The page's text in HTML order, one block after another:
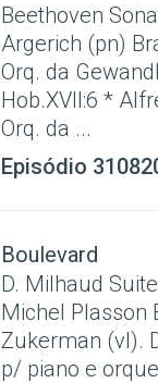
Beethoven
Argerich (pn)
Orq. da
Hob.XVII:6 *
Orq. da ...
Episódio
Boulevard
D. Milhaud
Michel Plasson
Zukerman (vl).
p/ piano e